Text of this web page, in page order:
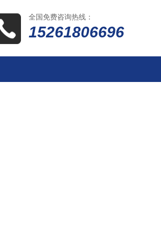
全国免费咨询热线：
15261806696